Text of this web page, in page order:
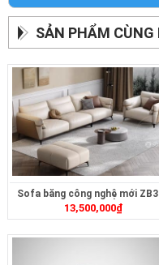
SẢN PHẨM CÙNG
Sofa băng công nghệ mới
13,500,000₫